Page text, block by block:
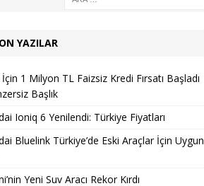
YAZILAR
1 Milyon TL Faizsiz Kredi Fırsatı Başladı
Başlık
Ioniq 6 Yenilendi: Türkiye Fiyatları
Bluelink Türkiye’de Eski Araçlar İçin Uygun
Yeni Suv Aracı Rekor Kırdı